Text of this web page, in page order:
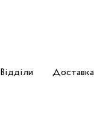
Відділи Доставка